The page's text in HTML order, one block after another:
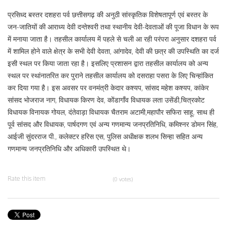
प्रसिध्द बस्तर दशहरा पर्व छत्तीसगढ़ की अनुठी सांस्कृतिक विशेषतापूर्ण एवं बस्तर के
जन-जातियों की आराध्य देवी दन्तेश्वरी तथा स्थानीय देवी-देवताओं की पूजा विधान के रूप
में मनाया जाता है। तहसील कार्यालय में पहले से चली आ रही परंपरा अनुसार दशहरा पर्व
में शामिल होने वाले क्षेत्र के सभी देवी देवता, आंगादेव, देवी की छत्र की उपस्थिति का दर्ज
इसी स्थल पर किया जाता रहा है। इसलिए प्रशासन द्वारा तहसील कार्यालय को अन्य
स्थल पर स्थांनातरित कर पुराने तहसील कार्यालय को दसराहा पसरा के लिए चिन्हांकित
कर दिया गया है। इस अवसर पर वनमंत्री केदार कश्यप, सांसद महेश कश्यप, कांकेर
सांसद भोजराज नाग, विधायक किरण देव, कोंडागाँव विधायक लता उसेंडी,चित्रकोट
विधायक विनायक गोयल, दंतेवाड़ा विधायक चैतराम अटामी,महापौर सफिरा साहू, साथ ही
पूर्व सांसद और विधायक, पार्षदगण एवं अन्य गणमान्य जनप्रतिनिधि, कमिश्नर डोमन सिंह,
आईजी सुंदरराज पी., कलेक्टर हरिस एस, पुलिस अधीक्षक शलभ सिन्हा सहित अन्य
गणमान्य जनप्रतिनिधि और अधिकारी उपस्थित थे।
Rate this item (0 votes)